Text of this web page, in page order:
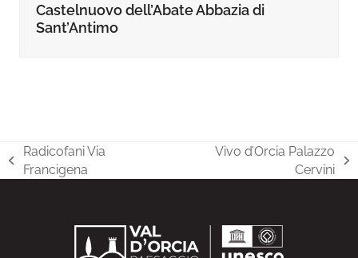
Castelnuovo dell’Abate Abbazia di
Sant’Antimo
post
Radicofani Via
Francigena
Vivo d’Orcia Palazzo
Cervini